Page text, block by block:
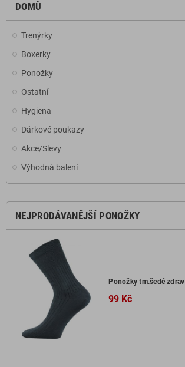
DOMŮ
Trenýrky
Boxerky
Ponožky
Ostatní
Hygiena
Dárkové poukazy
Akce/Slevy
Výhodná balení
NEJPRODÁVANĚJŠÍ PONOŽKY
Ponožky tm.šedé zdrav
99 Kč